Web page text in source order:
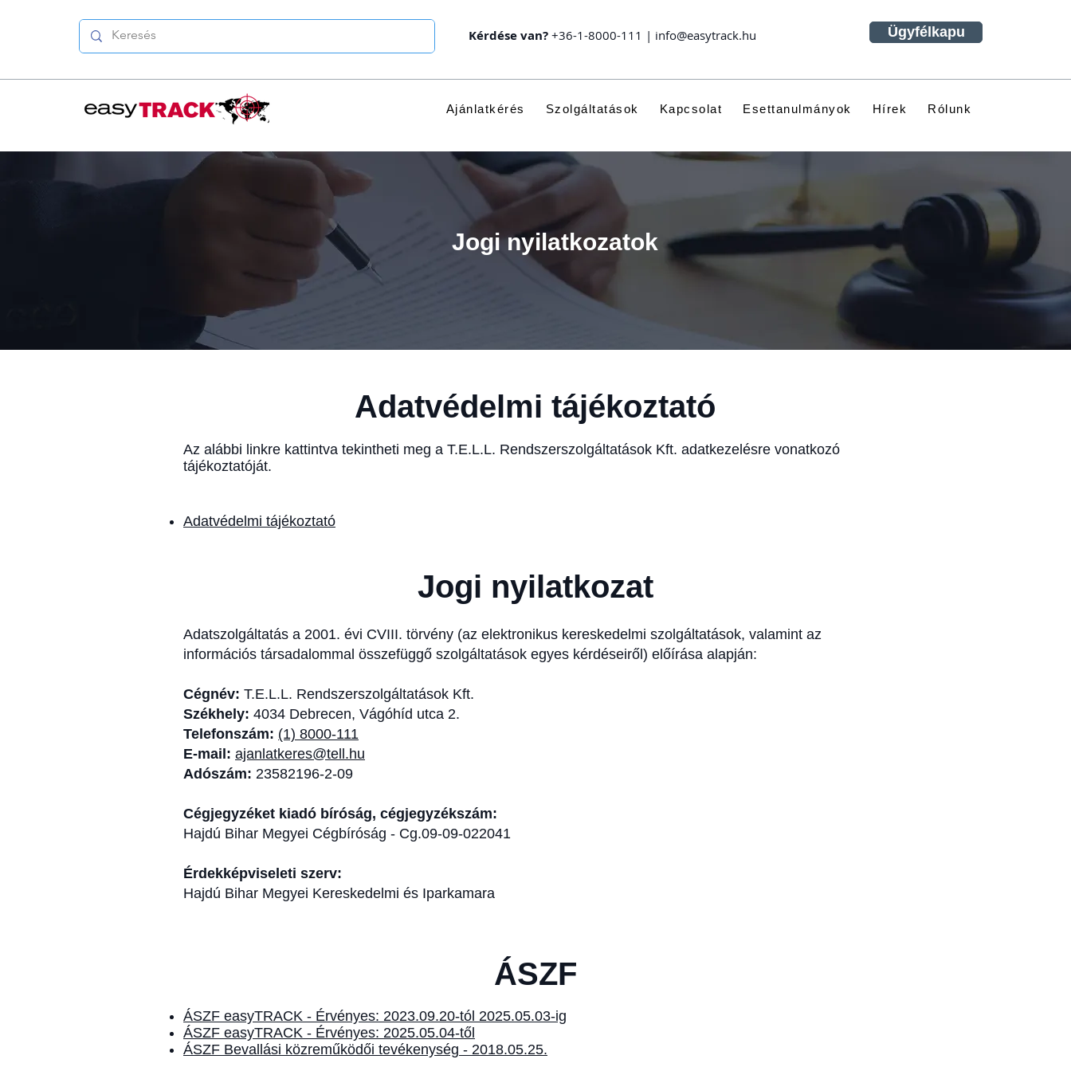
Kérdése van? +36-1-8000-111 | info@easytrack.hu Ügyfélkapu
Ajánlatkérés Szolgáltatások Kapcsolat Esettanulmányok Hírek Rólunk
Jogi nyilatkozatok
Adatvédelmi tájékoztató
Az alábbi linkre kattintva tekintheti meg a T.E.L.L. Rendszerszolgáltatások Kft. adatkezelésre vonatkozó
tájékoztatóját.
Adatvédelmi tájékoztató
Jogi nyilatkozat
Adatszolgáltatás a 2001. évi CVIII. törvény (az elektronikus kereskedelmi szolgáltatások, valamint az
információs társadalommal összefüggő szolgáltatások egyes kérdéseiről) előírása alapján:
Cégnév: T.E.L.L. Rendszerszolgáltatások Kft.
Székhely: 4034 Debrecen, Vágóhíd utca 2.
Telefonszám: (1) 8000-111
E-mail: ajanlatkeres@tell.hu
Adószám: 23582196-2-09
Cégjegyzéket kiadó bíróság, cégjegyzékszám:
Hajdú Bihar Megyei Cégbíróság - Cg.09-09-022041
Érdekképviseleti szerv:
Hajdú Bihar Megyei Kereskedelmi és Iparkamara
ÁSZF
ÁSZF easyTRACK - Érvényes: 2023.09.20-tól 2025.05.03-ig
ÁSZF easyTRACK - Érvényes: 2025.05.04-től
ÁSZF Bevallási közreműködői tevékenység - 2018.05.25.